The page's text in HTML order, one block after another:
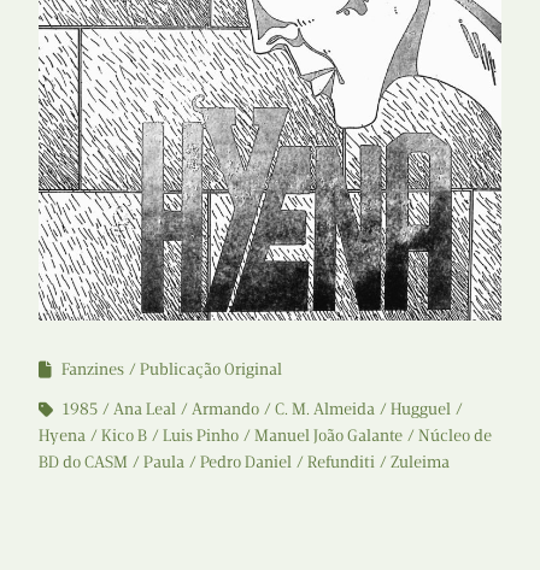
Fanzines
Publicação Original
1985
Ana Leal Armando C. M. Almeida
Hugguel
Hyena
Kico B Luis Pinho Manuel João Galante
Núcleo de
BD do CASM
Paula Pedro Daniel Refunditi Zuleima